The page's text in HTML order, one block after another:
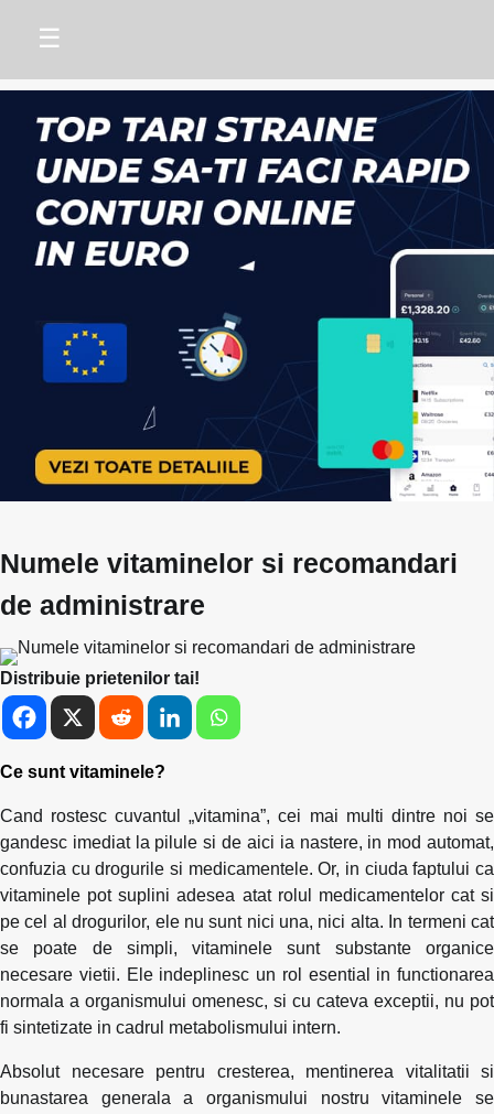
☰
Numele vitaminelor si recomandari
de administrare
Distribuie prietenilor tai!
Ce sunt vitaminele?
Cand rostesc cuvantul „vitamina”, cei mai multi dintre noi se
gandesc imediat la pilule si de aici ia nastere, in mod automat,
confuzia cu drogurile si medicamentele. Or, in ciuda faptului ca
vitaminele pot suplini adesea atat rolul medicamentelor cat si
pe cel al drogurilor, ele nu sunt nici una, nici alta. In termeni cat
se poate de simpli, vitaminele sunt substante organice
necesare vietii. Ele indeplinesc un rol esential in functionarea
normala a organismului omenesc, si cu cateva exceptii, nu pot
fi sintetizate in cadrul metabolismului intern.
Absolut necesare pentru cresterea, mentinerea vitalitatii si
bunastarea generala a organismului nostru vitaminele se